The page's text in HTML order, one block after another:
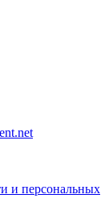
и персональных